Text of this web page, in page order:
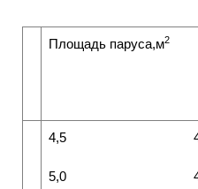
Площадь паруса,м
4,5
5,0